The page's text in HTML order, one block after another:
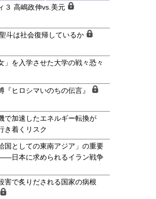
極東
韓安
ホルムズ海峡危機で加速したエ
ネルギー転換が「中国依存」に
小山堅
３ 高嶋政伸vs.美元
斗は社会復帰しているか
」を入学させた大学の戦々恐々
ヒロシマいのちの伝言』
で加速したエネルギー転換が
き着くリスク
国としての東南アジア」の重要
日本に求められるイラン戦争
害で炙りだされる国家の病根